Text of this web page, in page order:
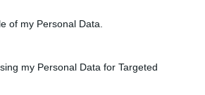
of my Personal Data.
my Personal Data for Targeted